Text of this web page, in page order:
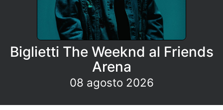
Biglietti The Weeknd al Friends
Arena
08 agosto 2026